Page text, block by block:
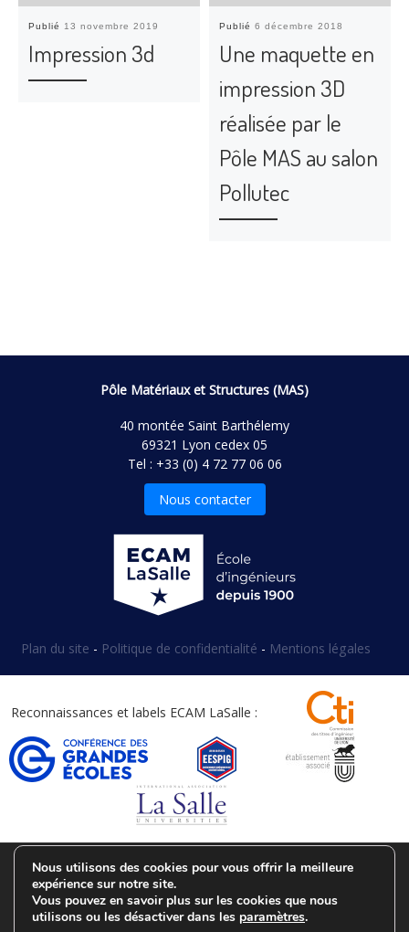
Publié 13 novembre 2019
Impression 3d
Publié 6 décembre 2018
Une maquette en
impression 3D
réalisée par le
Pôle MAS au salon
Pollutec
Pôle Matériaux et Structures (MAS)
40 montée Saint Barthélemy
69321 Lyon cedex 05
Tel : +33 (0) 4 72 77 06 06
Nous contacter
Plan du site - Politique de confidentialité - Mentions légales
Reconnaissances et labels ECAM LaSalle :
© 2026Pôle Matériaux et Structures (MAS) – Tous droits
réservés
Nous utilisons des cookies pour vous offrir la meilleure
expérience sur notre site.
Vous pouvez en savoir plus sur les cookies que nous
utilisons ou les désactiver dans les paramètres.